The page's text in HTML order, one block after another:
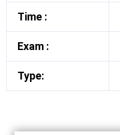
Time :
Exam :
Type: